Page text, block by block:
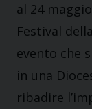
al 24
Festival
evento che
in una
ribadire